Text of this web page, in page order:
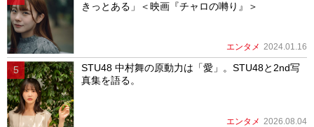
きっとある」＜映画『チャロの囀り』＞
エンタメ 2024.01.16
STU48 中村舞の原動力は「愛」。STU48と2nd写
真集を語る。
エンタメ 2026.08.04